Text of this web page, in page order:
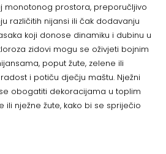
monotonog prostora, preporučljivo
različitih nijansi ili čak dodavanju
koji donose dinamiku i dubinu u
zidovi mogu se oživjeti bojnim
poput žute, zelene ili
i potiču dječju maštu. Nježni
obogatiti dekoracijama u toplim
nježne žute, kako bi se spriječio